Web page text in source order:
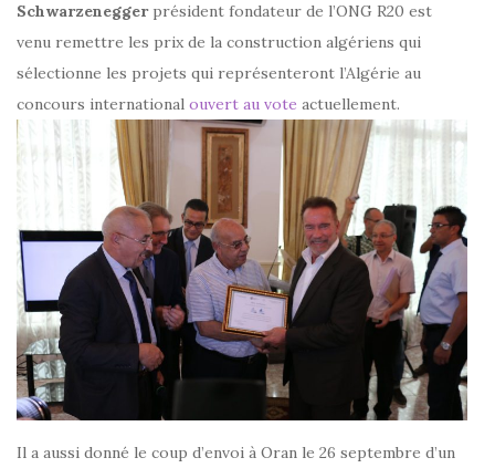
Schwarzeneggerprésident fondateur de l’ONG R20 est
venu remettre les prix de la construction algériens qui
sélectionne les projets qui représenteront l’Algérie au
concours international ouvert au vote actuellement.
Il a aussi donné le coup d’envoi à Oran le 26 septembre d’un